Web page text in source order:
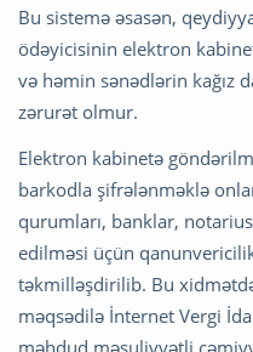
Bu sistemə əsasən,
ödəyicisinin elektron
və həmin sənədlərin kağız
zərurət olmur.
Elektron kabinetə
barkodla şifrələnməklə
qurumları, banklar,
edilməsi üçün qanunvericilik
təkmilləşdirilib. Bu
məqsədilə İnternet Vergi